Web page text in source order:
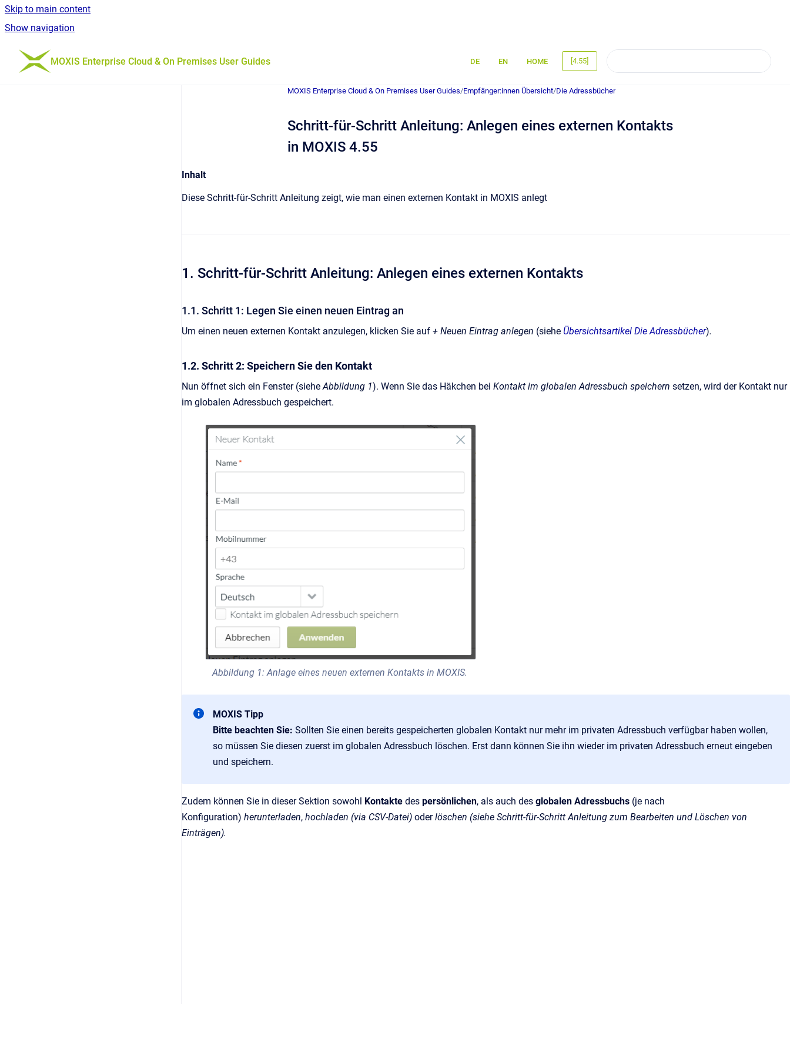
Skip to main content
Show navigation
Go to homepage
MOXIS Enterprise Cloud & On Premises User Guides DE EN HOME [4.55]
MOXIS Enterprise Cloud & On Premises User Guides/Empfänger:innen Übersicht/Die Adressbücher
Schritt-für-Schritt Anleitung: Anlegen eines externen Kontakts
in MOXIS 4.55
Inhalt
Diese Schritt-für-Schritt Anleitung zeigt, wie man einen externen Kontakt in MOXIS anlegt
1. Schritt-für-Schritt Anleitung: Anlegen eines externen Kontakts
1.1. Schritt 1: Legen Sie einen neuen Eintrag an
Um einen neuen externen Kontakt anzulegen, klicken Sie auf + Neuen Eintrag anlegen (siehe Übersichtsartikel Die Adressbücher).
1.2. Schritt 2: Speichern Sie den Kontakt
Nun öffnet sich ein Fenster (sieheAbbildung 1). Wenn Sie das Häkchen bei Kontakt im globalen Adressbuch speichern setzen, wird der Kontakt nur
im globalen Adressbuch gespeichert.
Abbildung 1: Anlage eines neuen externen Kontakts in MOXIS.
MOXIS Tipp
Bitte beachten Sie: Sollten Sie einen bereits gespeicherten globalen Kontakt nur mehr im privaten Adressbuch verfügbar haben wollen,
so müssen Sie diesen zuerst im globalen Adressbuch löschen. Erst dann können Sie ihn wieder im privaten Adressbuch erneut eingeben
und speichern.
Zudem können Sie in dieser Sektion sowohl Kontakte des persönlichen, als auch des globalen Adressbuchs (je nach
Konfiguration) herunterladen, hochladen (via CSV-Datei) oderlöschen (siehe Schritt-für-Schritt Anleitung zum Bearbeiten und Löschen von
Einträgen).